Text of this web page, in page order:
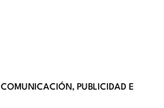
COMUNICACIÓN, PUBLICIDAD E